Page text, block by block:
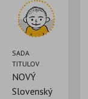
SADA
TITULOV
NOVÝ
Slovenský